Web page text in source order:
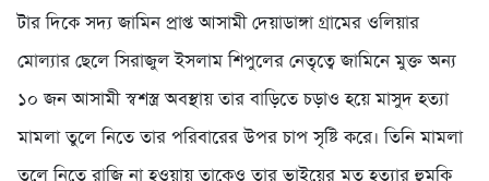
টার দিকে সদ্য জামিন প্রাপ্ত আসামী দেয়াডাঙ্গা গ্রামের ওলিয়ার
মোল্যার ছেলে সিরাজুল ইসলাম শিপুলের নেতৃত্বে জামিনে মুক্ত অন্য
১০ জন আসামী স্বশস্ত্র অবস্থায় তার বাড়িতে চড়াও হয়ে মাসুদ হত্যা
মামলা তুলে নিতে তার পরিবারের উপর চাপ সৃষ্টি করে। তিনি মামলা